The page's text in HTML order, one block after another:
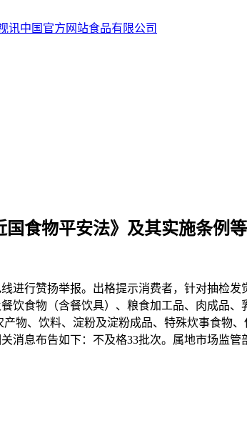
国食物平安法》及其实施条例等
行赞扬举报。出格提示消费者，针对抽检发
饮食物（含餐饮具）、粮食加工品、肉成品
物、饮料、淀粉及淀粉成品、特殊炊事食物
消息布告如下：不及格33批次。属地市场监